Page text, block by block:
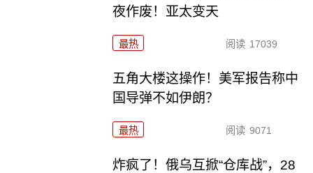
夜作废！亚太变天
最热 阅读 17039
五角大楼这操作！美军报告称中
国导弹不如伊朗？
最热 阅读 9071
炸疯了！俄乌互掀“仓库战”，28